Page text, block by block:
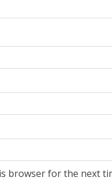
browser for the next